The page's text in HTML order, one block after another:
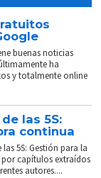
buenas noticias
ha
y totalmente online
las 5S:
continua
5S: Gestión para la
capítulos extraídos
autores....